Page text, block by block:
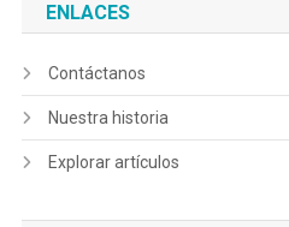
ENLACES
Contáctanos
Nuestra historia
Explorar artículos